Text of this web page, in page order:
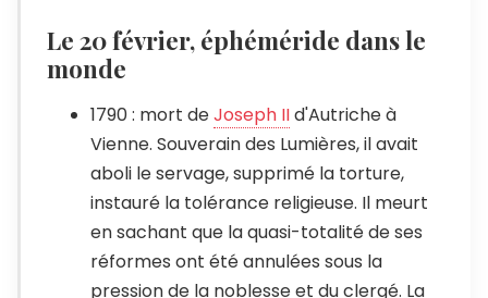
Le 20 février, éphéméride dans le
monde
1790 : mort deJoseph IId'Autriche à
Vienne. Souverain des Lumières, il avait
aboli le servage, supprimé la torture,
instauré la tolérance religieuse. Il meurt
en sachant que la quasi-totalité de ses
réformes ont été annulées sous la
pression de la noblesse et du clergé. La